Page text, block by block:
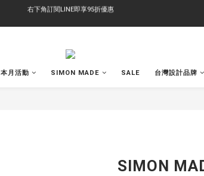
右下角訂閱LINE即享95折優惠
本月活動 SIMON MADE SALE 台灣設計品牌
SIMON